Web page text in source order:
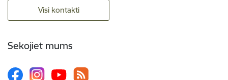
Visi kontakti
Sekojiet mums